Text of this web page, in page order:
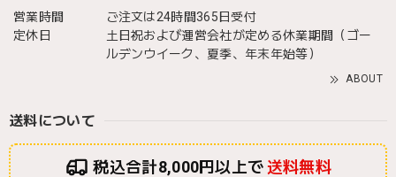
営業時間
ご注文は24時間365日受付
定休日
土日祝および運営会社が定める休業期間（ゴー
ルデンウイーク、夏季、年末年始等）
ABOUT
送料について
税込合計8,000円以上で送料無料